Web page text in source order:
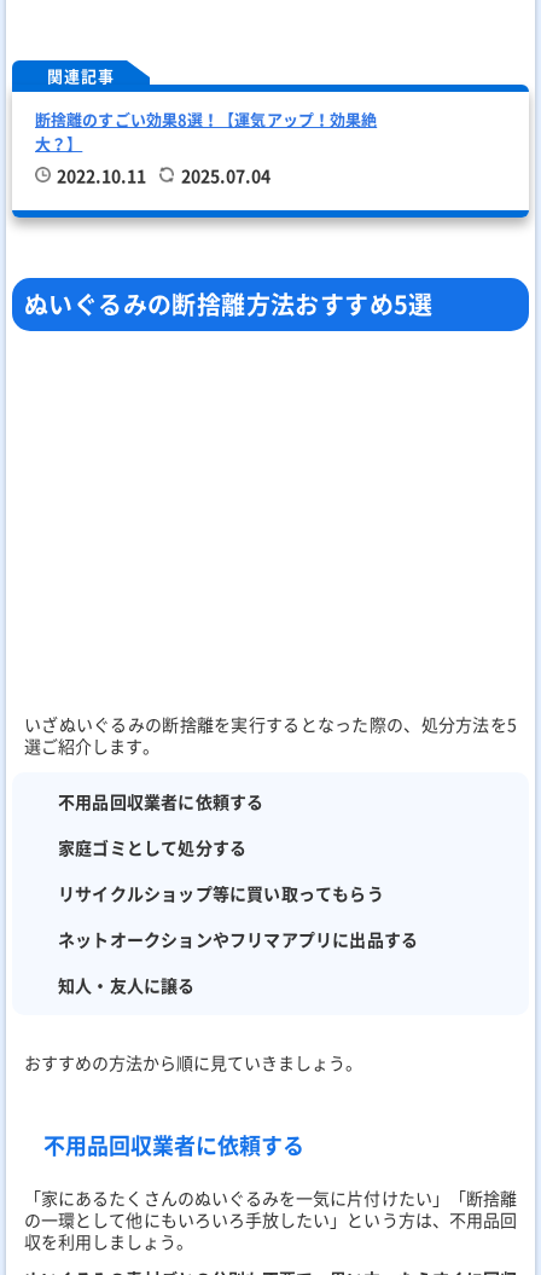
関連記事
断捨離のすごい効果8選！【運気アップ！効果絶
大？】
2022.10.11 2025.07.04
ぬいぐるみの断捨離方法おすすめ5選
いざぬいぐるみの断捨離を実行するとなった際の、処分方法を5
選ご紹介します。
不用品回収業者に依頼する
家庭ゴミとして処分する
リサイクルショップ等に買い取ってもらう
ネットオークションやフリマアプリに出品する
知人・友人に譲る
おすすめの方法から順に見ていきましょう。
不用品回収業者に依頼する
「家にあるたくさんのぬいぐるみを一気に片付けたい」「断捨離
の一環として他にもいろいろ手放したい」という方は、不用品回
収を利用しましょう。